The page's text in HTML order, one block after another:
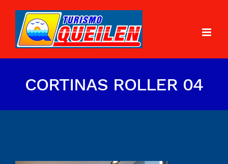
CORTINAS ROLLER 04